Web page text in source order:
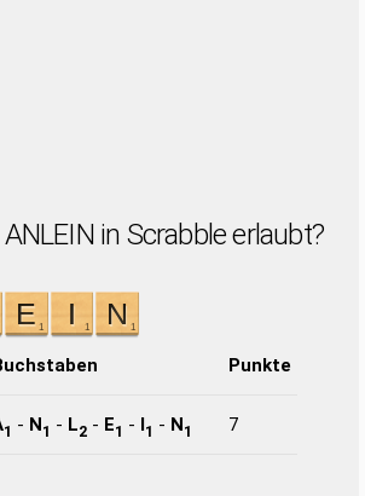
in Scrabble erlaubt?
Punkte
1 - N1 - L2 - E1 - I1 - N1 7